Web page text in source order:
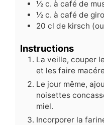
½ c. à café de
½ c. à café de
20 cl de kirsch
Instructions
La veille, couper
et les faire
Le jour même,
noisettes
miel.
Incorporer la